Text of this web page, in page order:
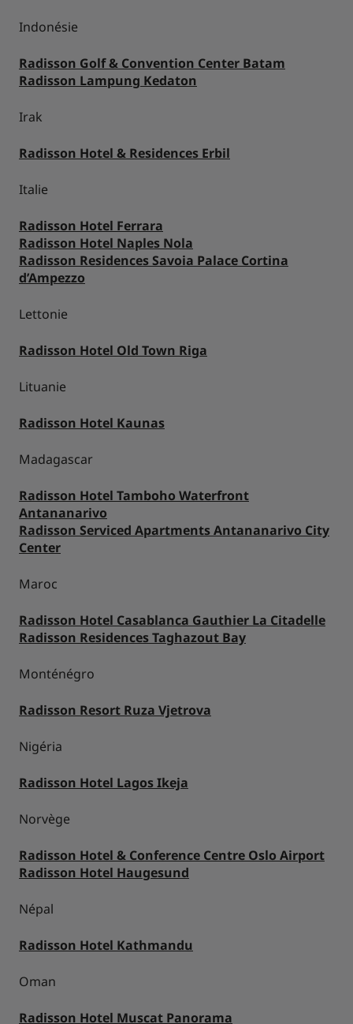
Indonésie
Radisson Golf & Convention Center Batam
Radisson Lampung Kedaton
Irak
Radisson Hotel & Residences Erbil
Italie
Radisson Hotel Ferrara
Radisson Hotel Naples Nola
Radisson Residences Savoia Palace Cortina
d’Ampezzo
Lettonie
Radisson Hotel Old Town Riga
Lituanie
Radisson Hotel Kaunas
Madagascar
Radisson Hotel Tamboho Waterfront
Antananarivo
Radisson Serviced Apartments Antananarivo City
Center
Maroc
Radisson Hotel Casablanca Gauthier La Citadelle
Radisson Residences Taghazout Bay
Monténégro
Radisson Resort Ruza Vjetrova
Nigéria
Radisson Hotel Lagos Ikeja
Norvège
Radisson Hotel & Conference Centre Oslo Airport
Radisson Hotel Haugesund
Népal
Radisson Hotel Kathmandu
Oman
Radisson Hotel Muscat Panorama